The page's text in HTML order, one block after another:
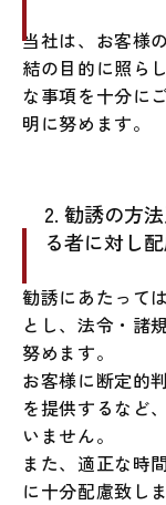
当社は、お客様
結の目的に照ら
な事項を十分に
明に努めます。
2. 勧誘の方
る者に対し
勧誘にあたって
とし、法令・諸
努めます。
お客様に断定的
を提供するなど
いません。
また、適正な時
に十分配慮致しま